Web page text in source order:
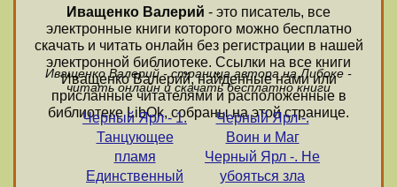
Иващенко Валерий - это писатель, все
электронные книги которого можно бесплатно
скачать и читать онлайн без регистрации в нашей
электронной библиотеке. Ссылки на все книги
Иващенко Валерий, найденные нами или
присланные читателями и расположенные в
библиотеке LibOk, собраны на этой странице.
Иващенко Валерий - страница автора на Либоке -
читать онлайн и скачать бесплатно книги
Черный Ярл - 1.
Танцующее
пламя
Единственный
Черный Ярл -.
Воин и Маг
Черный Ярл -. Не
убояться зла